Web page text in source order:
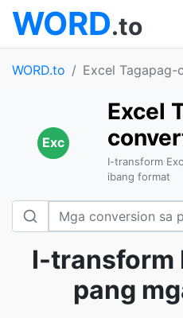
WORD.to
WORD.to Excel Tagapag-
Exc
Excel
I-transform
ibang format
I-transform
pang